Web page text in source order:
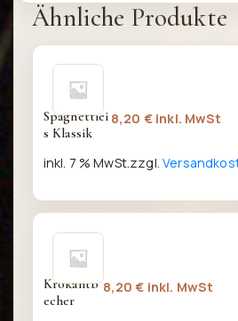
Ähnliche Produkte
Spaghettiei
s Klassik
8,20 € inkl. MwSt
inkl. 7 % MwSt. zzgl.
Krokantb
echer
8,20€ inkl. MwSt